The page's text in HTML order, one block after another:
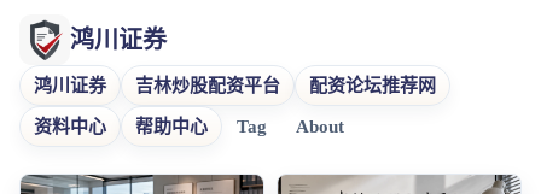
鸿川证券
鸿川证券 吉林炒股配资平台 配资论坛推荐网
资料中心 帮助中心 Tag About